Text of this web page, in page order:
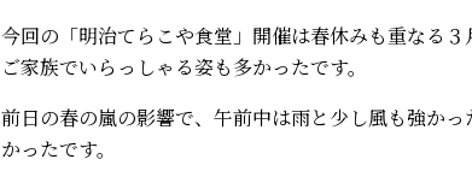
今回の「明治てらこや食堂」開催は春休みも重なる
ご家族でいらっしゃる姿も多かったです。
前日の春の嵐の影響で、午前中は雨と少し風も強か
かったです。